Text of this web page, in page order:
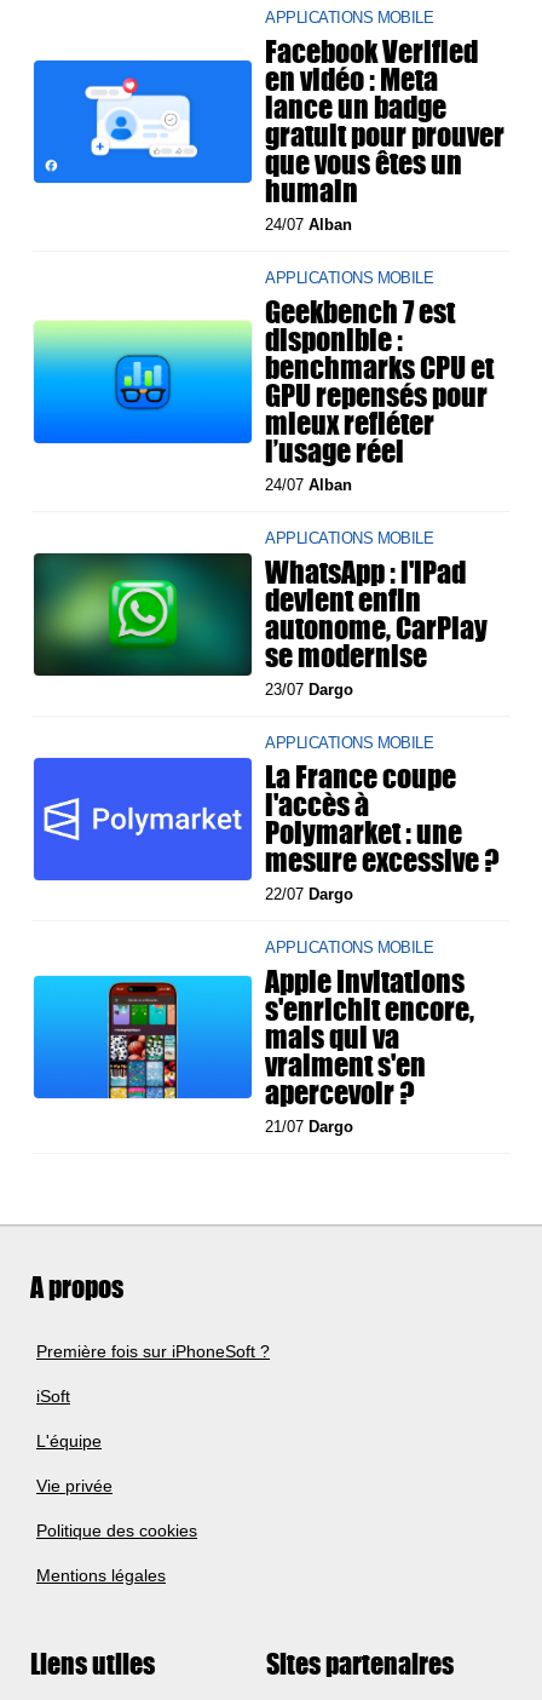
APPLICATIONS MOBILE
Facebook Verified
en vidéo : Meta
lance un badge
gratuit pour prouver
que vous êtes un
humain
24/07Alban
APPLICATIONS MOBILE
Geekbench 7 est
disponible :
benchmarks CPU et
GPU repensés pour
mieux refléter
l’usage réel
24/07Alban
APPLICATIONS MOBILE
WhatsApp : l'iPad
devient enfin
autonome, CarPlay
se modernise
23/07 Dargo
APPLICATIONS MOBILE
La France coupe
l'accès à
Polymarket : une
mesure excessive ?
22/07 Dargo
APPLICATIONS MOBILE
Apple Invitations
s'enrichit encore,
mais qui va
vraiment s'en
apercevoir ?
21/07 Dargo
A propos
Première fois sur iPhoneSoft ?
iSoft
L'équipe
Vie privée
Politique des cookies
Mentions légales
Liens utiles Sites partenaires